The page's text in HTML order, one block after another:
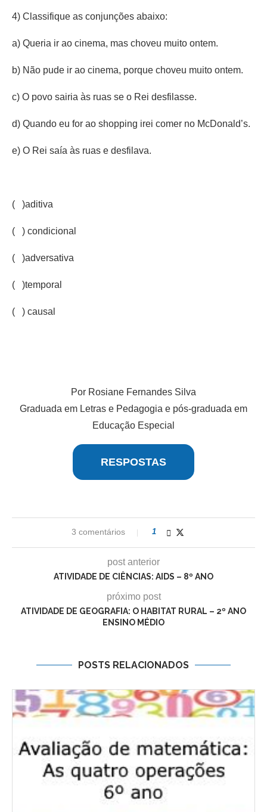
4) Classifique as conjunções abaixo:
a) Queria ir ao cinema, mas choveu muito ontem.
b) Não pude ir ao cinema, porque choveu muito ontem.
c) O povo sairia às ruas se o Rei desfilasse.
d) Quando eu for ao shopping irei comer no McDonald’s.
e) O Rei saía às ruas e desfilava.
( )aditiva
( ) condicional
( )adversativa
( )temporal
( ) causal
Por Rosiane Fernandes Silva
Graduada em Letras e Pedagogia e pós-graduada em
Educação Especial
RESPOSTAS
3 comentários 1
post anterior
ATIVIDADE DE CIÊNCIAS: AIDS – 8º ANO
próximo post
ATIVIDADE DE GEOGRAFIA: O HABITAT RURAL – 2º ANO
ENSINO MÉDIO
POSTS RELACIONADOS